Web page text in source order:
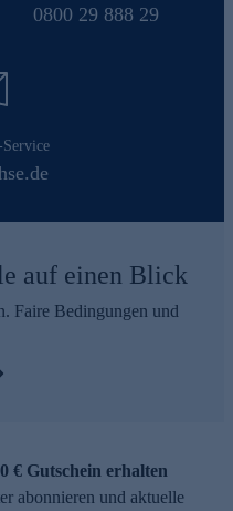
0800 29 888 29
auf einen Blick
Faire Bedingungen und
€ Gutschein erhalten
abonnieren und aktuelle